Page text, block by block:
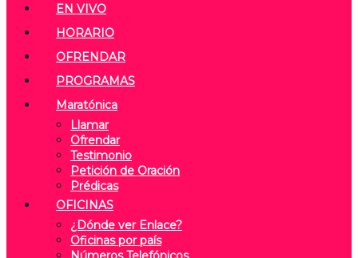
EN VIVO
HORARIO
OFRENDAR
PROGRAMAS
Maratónica
Llamar
Ofrendar
Testimonio
Petición de Oración
Prédicas
OFICINAS
¿Dónde ver Enlace?
Oficinas por país